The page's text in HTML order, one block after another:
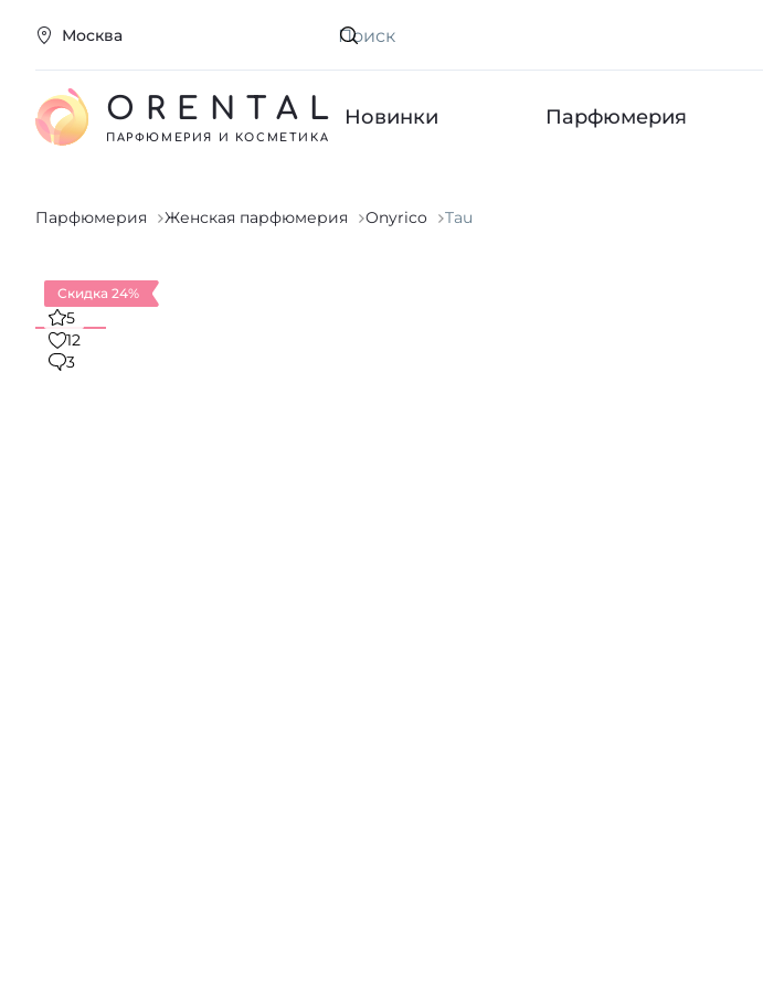
Москва Искать
ORENTAL
ПАРФЮМЕРИЯ И КОСМЕТИКА
Новинки Парфюмерия
Парфюмерия Женская парфюмерия Onyrico Tau
Скидка 24%
5
12
3